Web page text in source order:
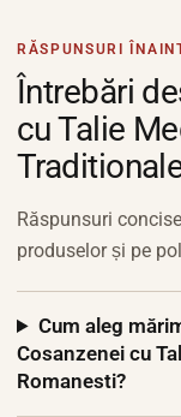
RĂSPUNSURI
Întrebări
cu Talie
Răspunsuri
produselor și pe
Cum aleg
Cosanzenei cu
Romanesti?